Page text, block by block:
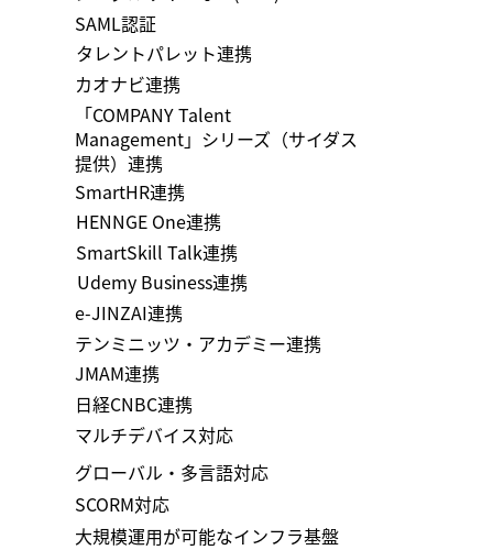
SAML認証
タレントパレット連携
カオナビ連携
「COMPANY Talent
Management」シリーズ（サイダス
提供）連携
​SmartHR連携
HENNGE One連携
SmartSkill Talk連携
Udemy Business連携
e-JINZAI連携
テンミニッツ・アカデミー連携
JMAM連携
日経CNBC連携
マルチデバイス対応
グローバル・多言語対応
SCORM対応
大規模運用が可能なインフラ基盤